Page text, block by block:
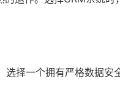
择一个拥有严格数据